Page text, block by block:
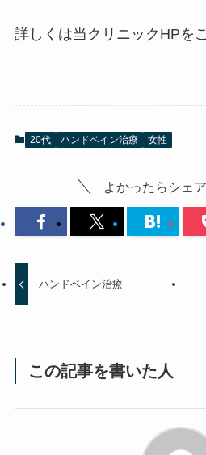
詳しくは当クリニックHPを
20代 ハンドベイン治療 女性
よかったらシェ
ハンドベイン治療
この記事を書いた人